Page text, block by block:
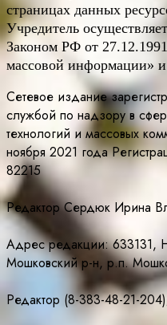
страницах данных
Учредитель
Законом РФ от
массовой информации»
Сетевое издание
службой по надзору в
технологий и массовых
ноября 2021 года
82215
Редактор Сердюк Ирина
Адрес редакции: 633131,
Мошковский р-н, р.п.
Редактор (8-383-48-21-